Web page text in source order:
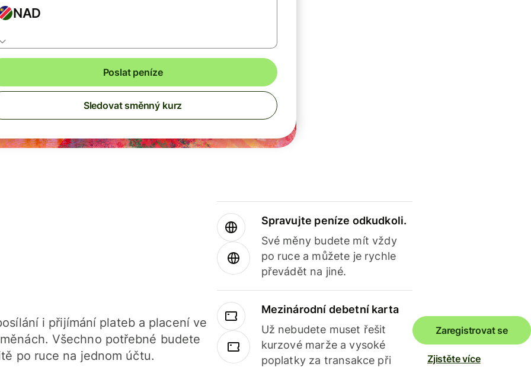
NAD
Poslat peníze
Sledovat směnný kurz
i přijímání plateb a placení ve
Všechno potřebné budete
po ruce na jednom účtu.
Spravujte peníze odkudkoli.
Své měny budete mít vždy
po ruce a můžete je rychle
převádět na jiné.
Mezinárodní debetní karta
Už nebudete muset řešit
kurzové marže a vysoké
poplatky za transakce při
Zaregistrovat se
Zjistěte více